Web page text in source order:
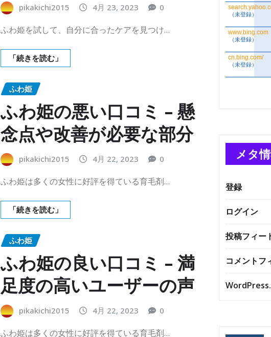
pikakichi2015 4月 23, 2023 0
ふわ姫を試して、自分に合ったケアを見つけ…
「続きを読む」
ふわ姫
ふわ姫の悪い口コミ – 懸
念点や改善が必要な部分
pikakichi2015 4月 22, 2023 0
ふわ姫は多くの女性に好評を得ている育毛剤…
「続きを読む」
ふわ姫
ふわ姫の良い口コミ – 満
足度の高いユーザーの声
pikakichi2015 4月 22, 2023 0
ふわ姫は多くの女性に好評を得ている育毛剤…
メタ
登録
ログイン
投稿フィー
コメントフ